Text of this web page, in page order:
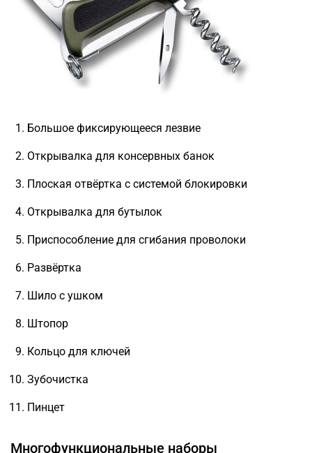
Большое фиксирующееся лезвие
Открывалка для консервных банок
Плоская отвёртка с системой блокировки
Открывалка для бутылок
Приспособление для сгибания проволоки
Развёртка
Шило с ушком
Штопор
Кольцо для ключей
Зубочистка
Пинцет
Многофункциональные наборы